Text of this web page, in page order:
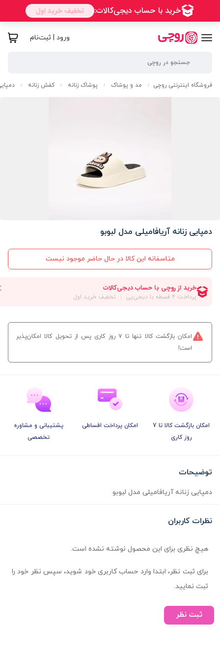
ورود | ثبت‌نام
فروشگاه اینترنتی روچی / مد و پوشاک / پوشاک زنانه / کفش زنانه /
دمپایی زنانه آریافامیلی مدل لبوبو
متاسفانه این کالا در حال حاضر موجود نیست
امکان بازگشت کالا تنها تا ۷ روز کاری پس از تحویل کالا امکان‌پذیر
است!
امکان بازگشت کالا تا 7
روز کاری
امکان پرداخت اقساطی
پشتیبانی و مشاوره
تخصصی
توضیحات
دمپایی زنانه آریافامیلی مدل لبوبو
نظرات کاربران
هیچ نظری برای این محصول نوشته نشده است.
برای ثبت نظر، ابتدا وارد حساب کاربری خود شوید، سپس نظر خود را
ثبت نمایید.
ثبت نظر